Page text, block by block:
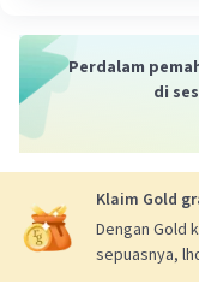
Perdalam
di
Klaim Gold
Dengan Gold
sepuasnya,